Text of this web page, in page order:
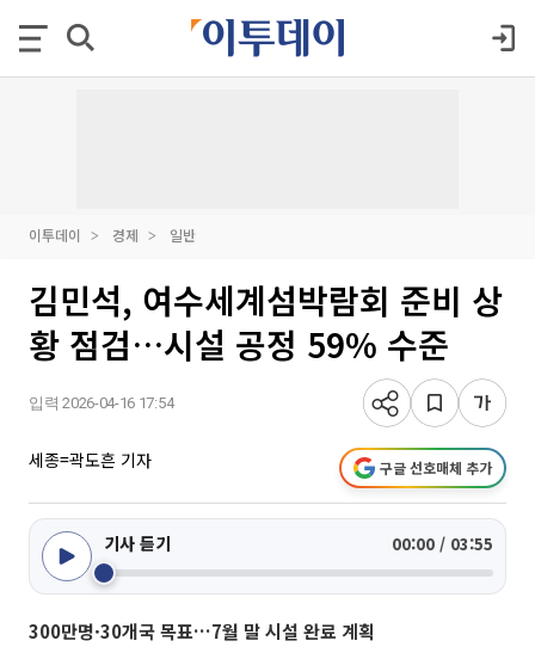
이투데이 경제 일반
김민석, 여수세계섬박람회 준비 상
황 점검…시설 공정 59% 수준
입력 2026-04-16 17:54
세종=곽도흔 기자 구글 선호매체 추가
기사 듣기 00:00 / 03:55
300만명·30개국 목표…7월 말 시설 완료 계획